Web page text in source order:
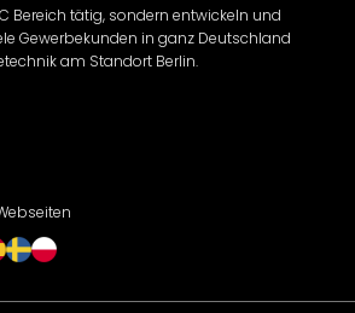
/ CE-Zeichen
Bereich tätig, sondern entwickeln und
Gewerbekunden in ganz Deutschland
am Standort Berlin.